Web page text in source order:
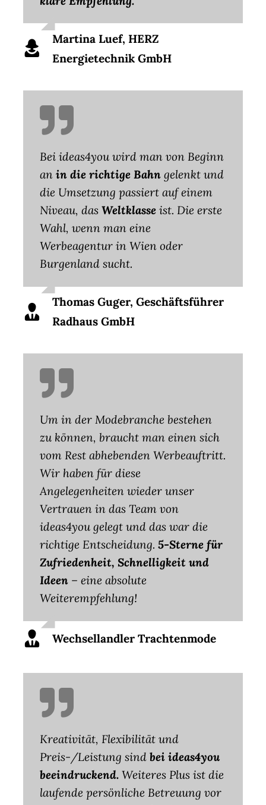
Martina Luef, HERZ
Energietechnik GmbH
Bei ideas4you wird man von Beginn
anin die richtige Bahn gelenkt und
die Umsetzung passiert auf einem
Niveau, dasWeltklasse ist. Die erste
Wahl, wenn man eine
Werbeagentur in Wien oder
Burgenland sucht.
Thomas Guger, Geschäftsführer
Radhaus GmbH
Um in der Modebranche bestehen
zu können, braucht man einen sich
vom Rest abhebenden Werbeauftritt.
Wir haben für diese
Angelegenheiten wieder unser
Vertrauen in das Team von
ideas4you gelegt und das war die
richtige Entscheidung.5-Sterne für
Zufriedenheit, Schnelligkeit und
Ideen – eine absolute
Weiterempfehlung!
Wechsellandler Trachtenmode
Kreativität, Flexibilität und
Preis-/Leistung sindbei ideas4you
beeindruckend. Weiteres Plus ist die
laufende persönliche Betreuung vor